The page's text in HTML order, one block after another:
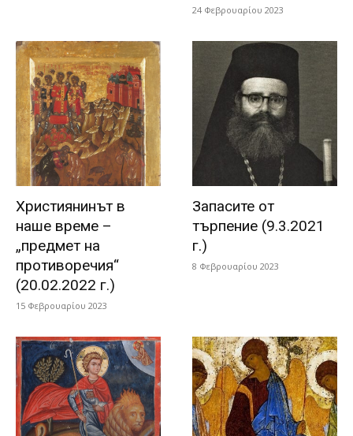
24 Φεβρουαρίου 2023
Християнинът в
наше време –
„предмет на
противоречия“
(20.02.2022 г.)
15 Φεβρουαρίου 2023
Запасите от
търпение (9.3.2021
г.)
8 Φεβρουαρίου 2023